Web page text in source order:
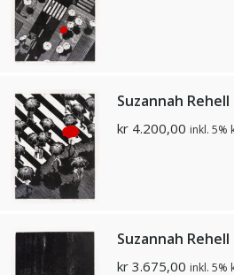
Suzannah
kr 4.200,00 inkl. 5%
Suzannah
kr 3.675,00 inkl. 5%